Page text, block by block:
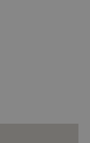
neurodegenerative